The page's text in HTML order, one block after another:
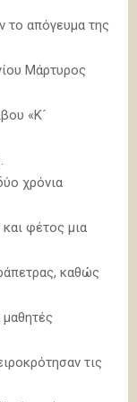
το απόγευμα της
Μάρτυρος
«Κ´
χρόνια
φέτος μια
καθώς
μαθητές
τις